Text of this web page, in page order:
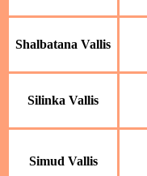
Shalbatana Vallis
Silinka Vallis
Simud Vallis